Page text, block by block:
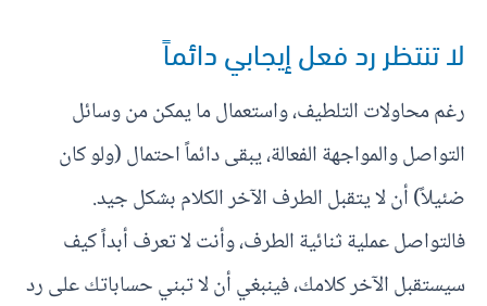
لا تنتظر رد فعل إيجابي دائماً
رغم محاولات التلطيف، واستعمال ما يمكن من وسائل
التواصل والمواجهة الفعالة، يبقى دائماً احتمال (ولو كان
ضئيلاً) أن لا يتقبل الطرف الآخر الكلام بشكل جيد.
فالتواصل عملية ثنائية الطرف، وأنت لا تعرف أبداً كيف
سيستقبل الآخر كلامك، فينبغي أن لا تبني حساباتك على رد